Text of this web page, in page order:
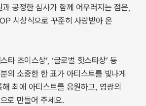
공정한 심사가 함께 어우러지는 점은,
시상식으로 꾸준히 사랑받아 온
타 초이스상’, ‘글로벌 핫스타상’ 등
의 소중한 한 표가 아티스트를 빛나게
최애 아티스트를 응원하고, 영광의
로 만들어 주세요.